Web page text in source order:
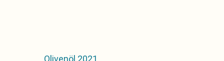
Olivenöl 2021